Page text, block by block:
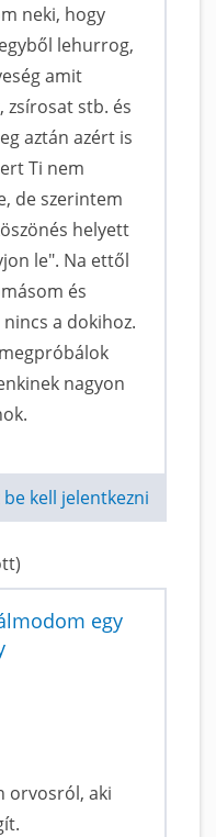
neki, hogy
lehurrog,
amit
zsírosat stb. és
aztán azért is
Ti nem
de szerintem
helyett
le". Na ettől
és
a dokihoz.
nagyon
be kell jelentkezni
egy
orvosról, aki